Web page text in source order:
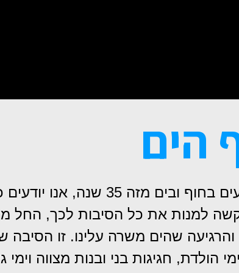
הים
אירועים בחוף הים עושים עם צוות המקצוענים שלנו המתמחה בהפקת
למנות את כל הסיבות לכך, החל
שהים משרה עלינו. זו הסיבה
חגיגות בני ובנות מצווה וימי